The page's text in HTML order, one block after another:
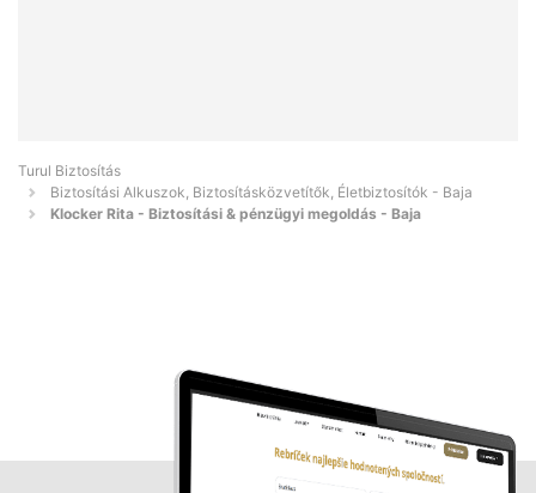
Turul Biztosítás
Biztosítási Alkuszok, Biztosításközvetítők, Életbiztosítók - Baja
Klocker Rita - Biztosítási & pénzügyi megoldás - Baja